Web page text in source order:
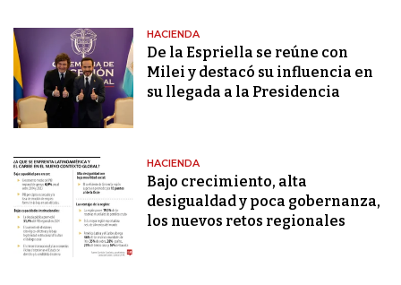
HACIENDA
De la Espriella se reúne con
Milei y destacó su influencia en
su llegada a la Presidencia
HACIENDA
Bajo crecimiento, alta
desigualdad y poca gobernanza,
los nuevos retos regionales